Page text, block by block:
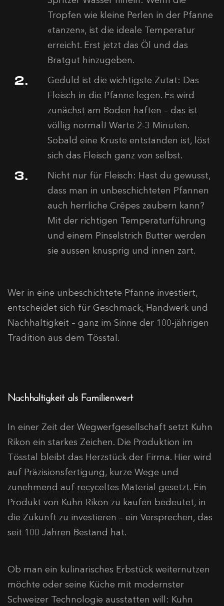
Tropfen wie kleine Perlen in der Pfanne
«tanzen», ist die ideale Temperatur
erreicht. Erst jetzt das Öl und das
Bratgut hinzugeben.
Geduld ist die wichtigste Zutat: Das
Fleisch in die Pfanne legen. Es wird
zunächst am Boden haften – das ist
völlig normal! Warte 2-3 Minuten.
Sobald eine Kruste entstanden ist, löst
sich das Fleisch ganz von selbst.
Nicht nur für Fleisch: Hast du gewusst,
dass man in unbeschichteten Pfannen
auch herrliche Crêpes zaubern kann?
Mit der richtigen Temperaturführung
und einem Pinselstrich Butter werden
sie aussen knusprig und innen zart.
Wer in eine unbeschichtete Pfanne investiert,
entscheidet sich für Geschmack, Handwerk und
Nachhaltigkeit – ganz im Sinne der 100-jährigen
Tradition aus dem Tösstal.
Nachhaltigkeit als Familienwert
In einer Zeit der Wegwerfgesellschaft setzt Kuhn
Rikon ein starkes Zeichen. Die Produktion im
Tösstal bleibt das Herzstück der Firma. Hier wird
auf Präzisionsfertigung, kurze Wege und
zunehmend auf recyceltes Material gesetzt. Ein
Produkt von Kuhn Rikon zu kaufen bedeutet, in
die Zukunft zu investieren – ein Versprechen, das
seit 100 Jahren Bestand hat.
Ob man ein kulinarisches Erbstück weiternutzen
möchte oder seine Küche mit modernster
Schweizer Technologie ausstatten will: Kuhn